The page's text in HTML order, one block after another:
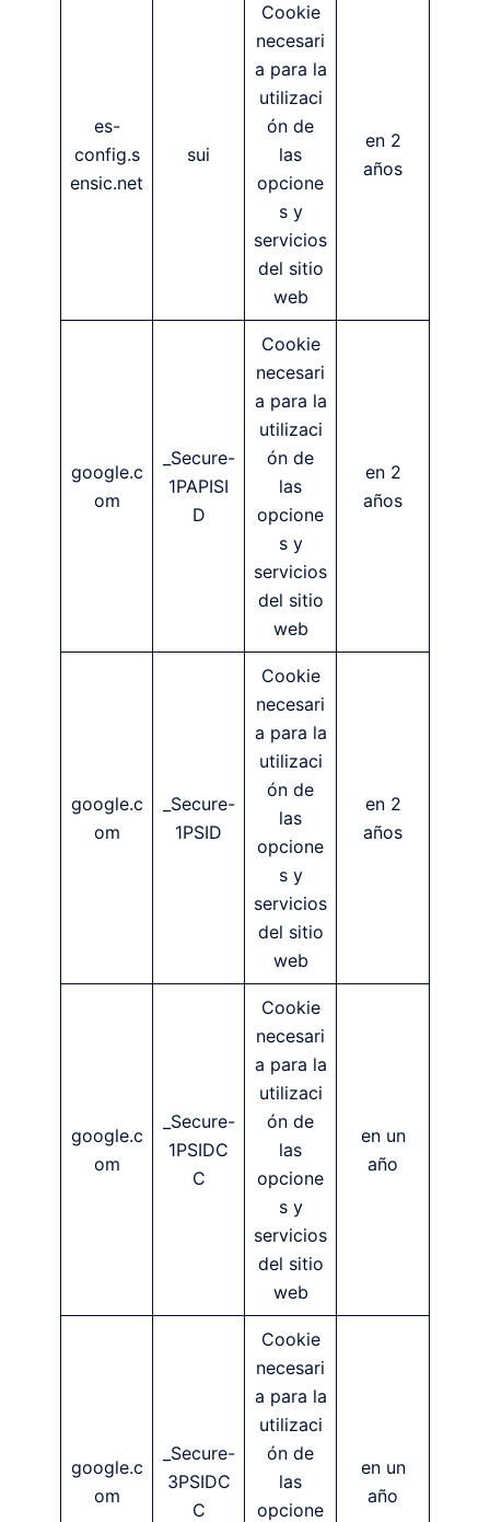
es-
config.s
ensic.net
sui
Cookie
necesari
a para la
utilizaci
ón de
las
opcione
s y
servicios
del sitio
web
en 2
años
google.c
om
_Secure-
1PAPISI
D
Cookie
necesari
a para la
utilizaci
ón de
las
opcione
s y
servicios
del sitio
web
en 2
años
google.c
om
_Secure-
1PSID
Cookie
necesari
a para la
utilizaci
ón de
las
opcione
s y
servicios
del sitio
web
en 2
años
google.c
om
_Secure-
1PSIDC
C
Cookie
necesari
a para la
utilizaci
ón de
las
opcione
s y
servicios
del sitio
web
en un
año
google.c
om
_Secure-
3PSIDC
C
Cookie
necesari
a para la
utilizaci
ón de
las
opcione
en un
año